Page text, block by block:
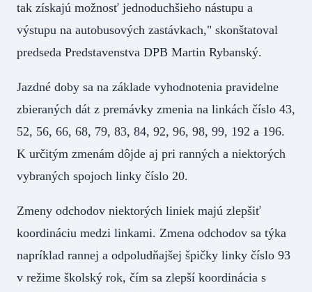
tak získajú možnosť jednoduchšieho nástupu a
výstupu na autobusových zastávkach," skonštatoval
predseda Predstavenstva DPB Martin Rybanský.
Jazdné doby sa na základe vyhodnotenia pravidelne
zbieraných dát z premávky zmenia na linkách číslo 43,
52, 56, 66, 68, 79, 83, 84, 92, 96, 98, 99, 192 a 196.
K určitým zmenám dôjde aj pri ranných a niektorých
vybraných spojoch linky číslo 20.
Zmeny odchodov niektorých liniek majú zlepšiť
koordináciu medzi linkami. Zmena odchodov sa týka
napríklad rannej a odpoludňajšej špičky linky číslo 93
v režime školský rok, čím sa zlepší koordinácia s